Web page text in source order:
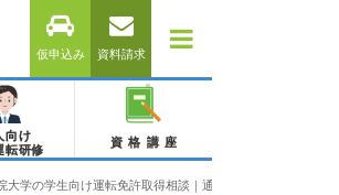
仮申込み 資料請求
向け
転研修
資格講座
大学の学生向け運転免許取得相談｜通学免許・合宿免許